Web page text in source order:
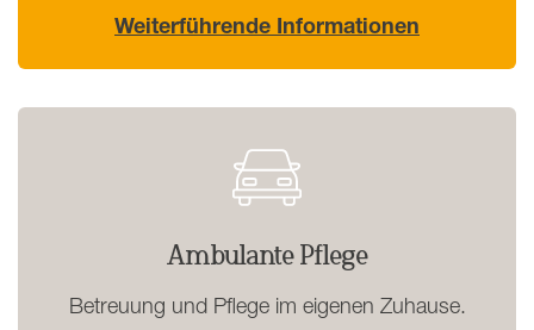
Weiterführende Informationen
Ambulante Pflege
Betreuung und Pflege im eigenen Zuhause.